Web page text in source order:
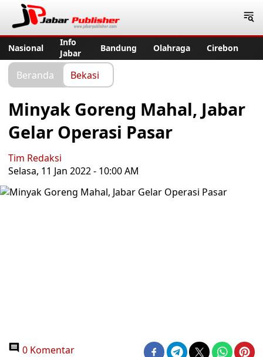
Nasional
Info
Jabar
Bandung Olahraga Cirebon
Beranda Bekasi
Minyak Goreng Mahal, Jabar
Gelar Operasi Pasar
Tim Redaksi
Selasa, 11 Jan 2022 - 10:00 AM
0 Komentar